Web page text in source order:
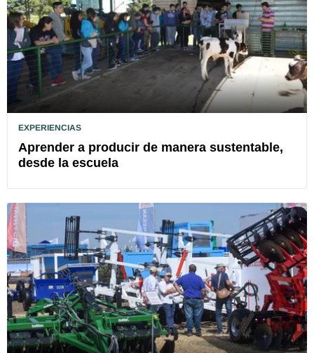
EXPERIENCIAS
Aprender a producir de manera sustentable,
desde la escuela